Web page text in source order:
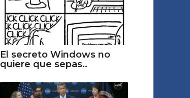
El secreto Windows no
quiere que sepas..